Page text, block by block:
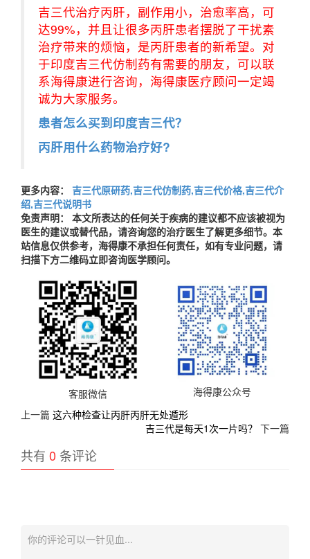
吉三代治疗丙肝，副作用小，治愈率高，可
达99%，并且让很多丙肝患者摆脱了干扰素
治疗带来的烦恼，是丙肝患者的新希望。对
于印度吉三代仿制药有需要的朋友，可以联
系海得康进行咨询，海得康医疗顾问一定竭
诚为大家服务。
患者怎么买到印度吉三代？
丙肝用什么药物治疗好?
更多内容：
吉三代原研药,吉三代仿制药,吉三代价格,吉三代介
绍,吉三代说明书
免责声明： 本文所表达的任何关于疾病的建议都不应该被视为
医生的建议或替代品，请咨询您的治疗医生了解更多细节。本
站信息仅供参考，海得康不承担任何责任，如有专业问题，请
扫描下方二维码立即咨询医学顾问。
客服微信
海得康公众号
上一篇 这六种检查让丙肝丙肝无处遁形
吉三代是每天1次一片吗？ 下一篇
共有 0 条评论